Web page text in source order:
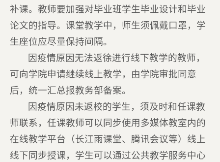
补课。教师要加强对毕业班学生毕业设计和毕业
论文的指导。课堂教学中，师生须佩戴口罩，学
生座位应尽量保持间隔。
因疫情原因无法返徐进行线下教学的教师，
可向学院申请继续线上教学，由学院审批同意
后，统一汇总报教务部备案。
因疫情原因未返校的学生，须及时和任课教
师联系，任课教师可以同步使用多媒体教室内的
在线教学平台（长江雨课堂、腾讯会议等）线上
线下同步授课，学生可以通过公共教学服务中心